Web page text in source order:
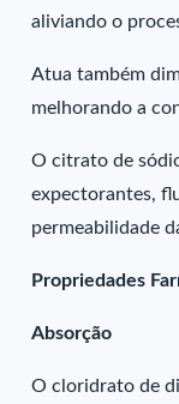
aliviando o
Atua também
melhorando a
O citrato de
expectorantes,
permeabilidade
Propriedades
Absorção
O cloridrato de